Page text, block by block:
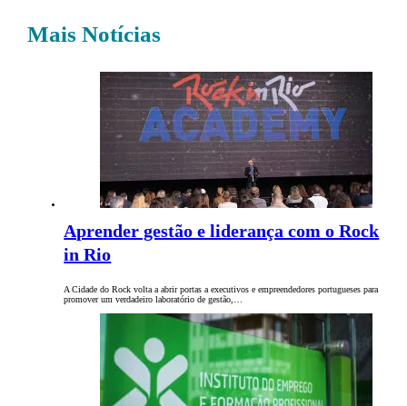
Mais Notícias
Aprender gestão e liderança com o Rock
in Rio
A Cidade do Rock volta a abrir portas a executivos e empreendedores portugueses para
promover um verdadeiro laboratório de gestão,…